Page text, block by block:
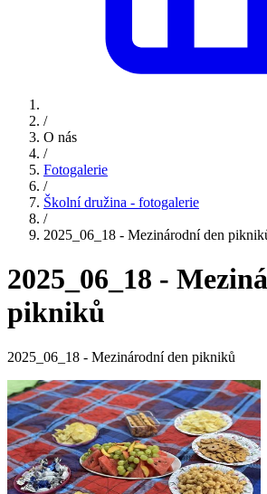
/
O nás
/
Fotogalerie
/
Školní družina - fotogalerie
/
2025_06_18 - Mezinárodní den
2025_06_18 -
pikniků
2025_06_18 - Mezinárodní den pikniků